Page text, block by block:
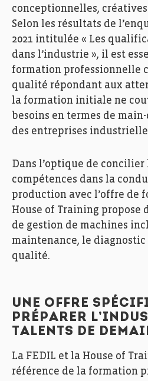
conceptionnelles,
Selon les résultats de
2021 intitulée « Les
dans l’industrie », il est
formation professionnelle
qualité répondant aux
la formation initiale ne
besoins en termes de
des entreprises
Dans l’optique de concilier
compétences dans la
production avec l’offre de
House of Training propose
de gestion de machines
maintenance, le
qualité.
UNE OFFRE
PRÉPARER
TALENTS DE
La FEDIL et la House of
référence de la formation